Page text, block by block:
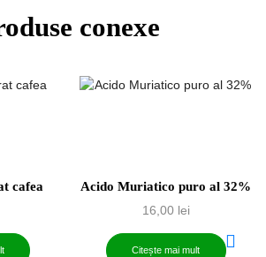
conexe
cafea
Acido Muriatico puro al 32%
16,00 lei
Citește mai mult